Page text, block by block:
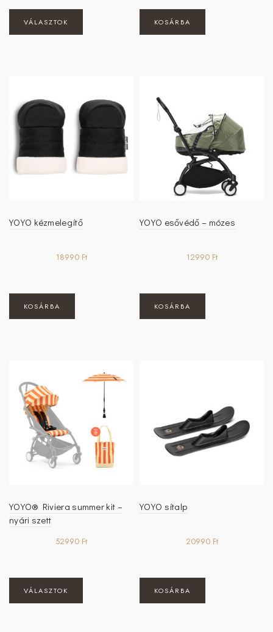
VÁLASZTOK
A
változatok
a
termékoldalon
választhatók
KOSÁRBA
YOYO kézmelegítő
18990 Ft
KOSÁRBA
YOYO esővédő – mózes
12990 Ft
KOSÁRBA
YOYO® Riviera summer kit –
nyári szett
52990 Ft
VÁLASZTOK
YOYO sítalp
20990 Ft
KOSÁRBA